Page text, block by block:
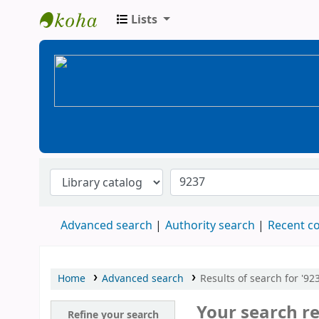
BiblioGTQ
Lists
Advanced search Authority search Recent
Home Advanced search Results of search for
Refine your search Your search